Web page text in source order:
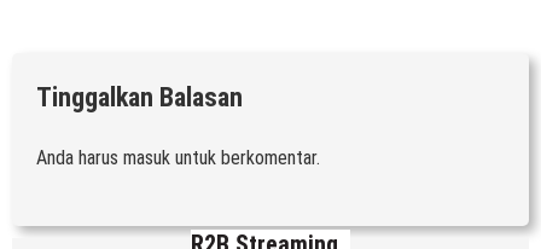
Tinggalkan Balasan
Anda harus masuk untuk berkomentar.